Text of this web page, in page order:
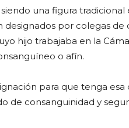
una figura
designados por colegas
hijo trabajaba en la
o afín.
para que tenga esa
de consanguinidad y